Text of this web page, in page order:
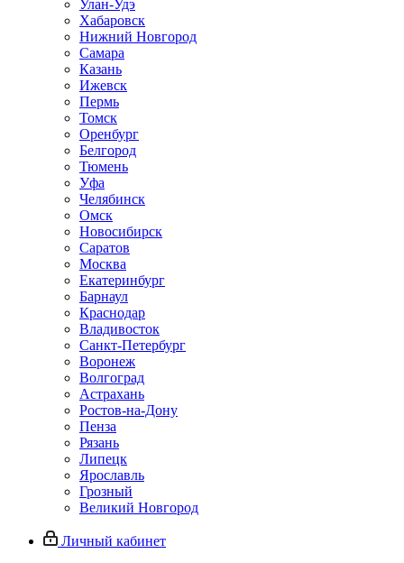
Улан-Удэ
Хабаровск
Нижний Новгород
Самара
Казань
Ижевск
Пермь
Томск
Оренбург
Белгород
Тюмень
Уфа
Челябинск
Омск
Новосибирск
Саратов
Москва
Екатеринбург
Барнаул
Краснодар
Владивосток
Санкт-Петербург
Воронеж
Волгоград
Астрахань
Ростов-на-Дону
Пенза
Рязань
Липецк
Ярославль
Грозный
Великий Новгород
Личный кабинет